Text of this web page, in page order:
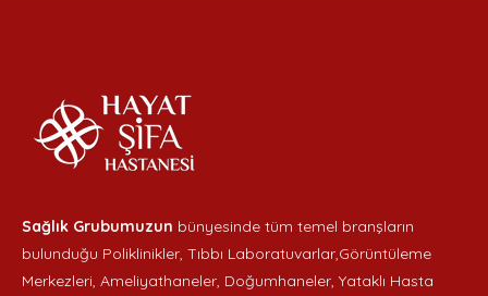
Sağlık Grubumuzun bünyesinde tüm temel branşların
bulunduğu Poliklinikler, Tıbbı Laboratuvarlar,Görüntüleme
Merkezleri, Ameliyathaneler, Doğumhaneler, Yataklı Hasta